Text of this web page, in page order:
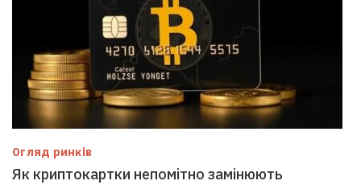
Огляд ринків
Як криптокартки непомітно замінюють